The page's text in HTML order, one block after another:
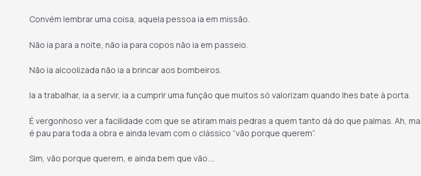
Convém lembrar uma coisa, aquela pessoa ia em missão.
Não ia para a noite, não ia para copos não ia em passeio.
Não ia alcoolizada não ia a brincar aos bombeiros.
Ia a trabalhar, ia a servir, ia a cumprir uma função que muitos só valorizam quando lhes bate à porta.
É vergonhoso ver a facilidade com que se atiram mais pedras a quem tanto dá do que palmas. Ah,
é pau para toda a obra e ainda levam com o clássico “vão porque querem”.
Sim, vão porque querem, e ainda bem que vão….